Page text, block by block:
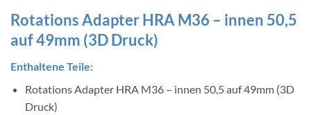
Rotations Adapter HRA M36 – innen 50,5
auf 49mm (3D Druck)
Enthaltene Teile:
Rotations Adapter HRA M36 – innen 50,5 auf 49mm (3D
Druck)